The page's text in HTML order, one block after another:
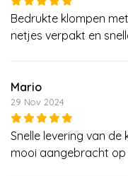
Bedrukte klompen
netjes verpakt en
Mario
29 Nov 2024
Snelle levering van
mooi aangebracht op